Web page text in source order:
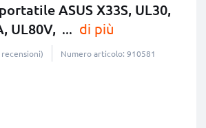
ASUS X33S, UL30,
UL80V, ... di più
recensioni) Numero articolo: 910581